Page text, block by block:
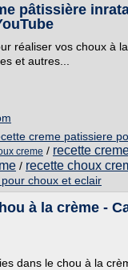
pâtissière
réaliser vos choux à
et autres...
creme patissiere
creme / recette
/ recette choux
choux et eclair
à la crème -
dans le chou à la